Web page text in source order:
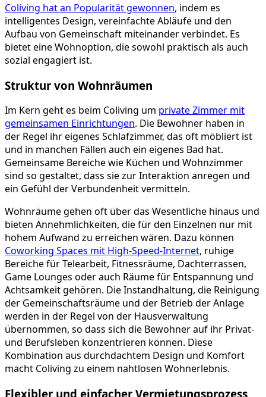
Coliving hat an Popularität gewonnen, indem es
intelligentes Design, vereinfachte Abläufe und den
Aufbau von Gemeinschaft miteinander verbindet. Es
bietet eine Wohnoption, die sowohl praktisch als auch
sozial engagiert ist.
Struktur von Wohnräumen
Im Kern geht es beim Coliving um private Zimmer mit
gemeinsamen Einrichtungen. Die Bewohner haben in
der Regel ihr eigenes Schlafzimmer, das oft möbliert ist
und in manchen Fällen auch ein eigenes Bad hat.
Gemeinsame Bereiche wie Küchen und Wohnzimmer
sind so gestaltet, dass sie zur Interaktion anregen und
ein Gefühl der Verbundenheit vermitteln.
Wohnräume gehen oft über das Wesentliche hinaus und
bieten Annehmlichkeiten, die für den Einzelnen nur mit
hohem Aufwand zu erreichen wären. Dazu können
Coworking Spaces mit High-Speed-Internet, ruhige
Bereiche für Telearbeit, Fitnessräume, Dachterrassen,
Game Lounges oder auch Räume für Entspannung und
Achtsamkeit gehören. Die Instandhaltung, die Reinigung
der Gemeinschaftsräume und der Betrieb der Anlage
werden in der Regel von der Hausverwaltung
übernommen, so dass sich die Bewohner auf ihr Privat-
und Berufsleben konzentrieren können. Diese
Kombination aus durchdachtem Design und Komfort
macht Coliving zu einem nahtlosen Wohnerlebnis.
Flexibler und einfacher Vermietungsprozess